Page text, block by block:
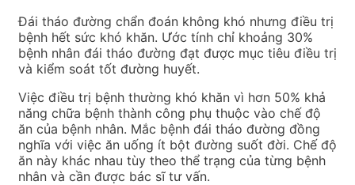
Đái tháo đường chẩn đoán không khó nhưng điều trị
bệnh hết sức khó khăn. Ước tính chỉ khoảng 30%
bệnh nhân đái tháo đường đạt được mục tiêu điều trị
và kiểm soát tốt đường huyết.
Việc điều trị bệnh thường khó khăn vì hơn 50% khả
năng chữa bệnh thành công phụ thuộc vào chế độ
ăn của bệnh nhân. Mắc bệnh đái tháo đường đồng
nghĩa với việc ăn uống ít bột đường suốt đời. Chế độ
ăn này khác nhau tùy theo thể trạng của từng bệnh
nhân và cần được bác sĩ tư vấn.